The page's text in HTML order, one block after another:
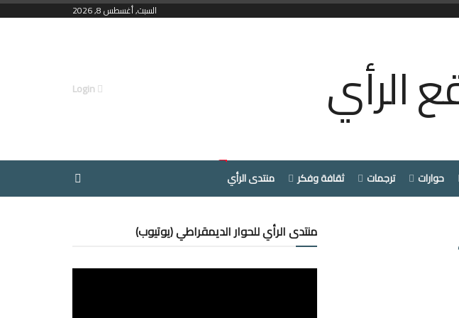
السبت, أغسطس 8, 2026
حوارات ترجمات ثقافة وفكر منتدى الرأي
منتدى الرأي للحوار الديمقراطي (يوتيوب)